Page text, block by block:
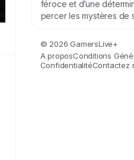
féroce et d’une
percer les mystères de
© 2026 GamersLive+
A proposConditions
ConfidentialitéContactez